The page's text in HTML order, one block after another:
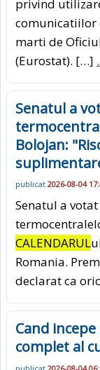
privind
comunicatiilor
marti de
(Eurostat). […]
Senatul a
Bolojan:
publicat 2026-08-04
Senatul a
CALENDARUL
Romania.
declarat ca
Cand incepe
complet al